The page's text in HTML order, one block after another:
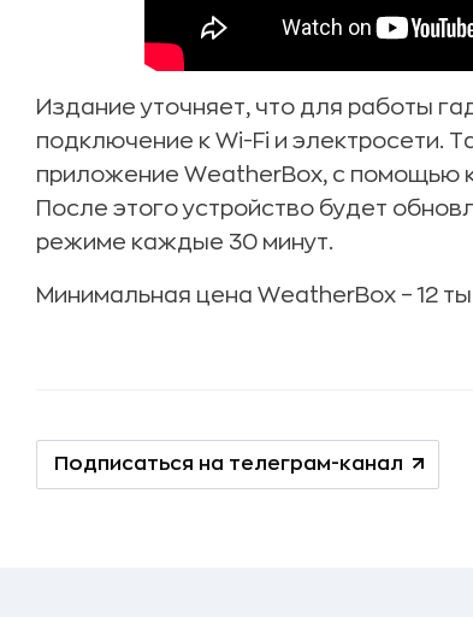
Издание уточняет, что для работы
подключение к Wi-Fi и электросети.
приложение WeatherBox, с помощью
После этого устройство будет
режиме каждые 30 минут.
Минимальная цена WeatherBox – 12
Подписаться на телеграм-канал